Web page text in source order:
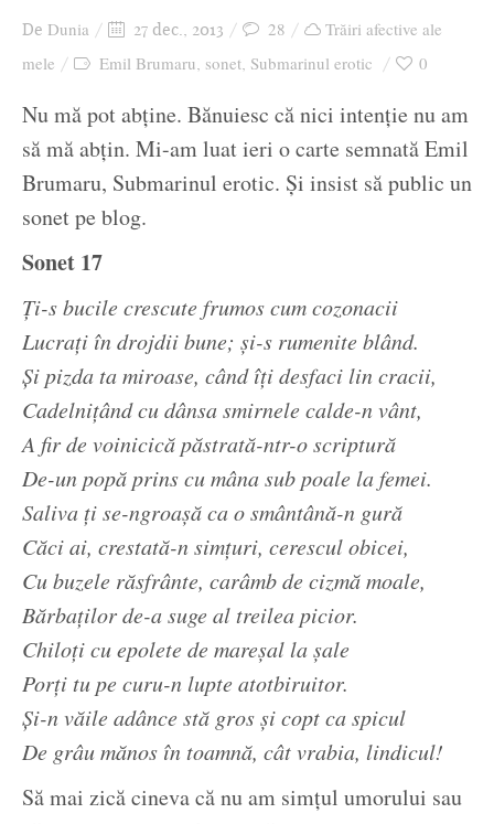
De Dunia 27 dec., 2013 28
Trăiri afective ale
mele
Emil Brumaru, sonet, Submarinul erotic 0
Nu mă pot abține. Bănuiesc că nici intenție nu am
să mă abțin. Mi-am luat ieri o carte semnată Emil
Brumaru, Submarinul erotic. Și insist să public un
sonet pe blog.
Sonet 17
Ți-s bucile crescute frumos cum cozonacii
Lucrați în drojdii bune; și-s rumenite blând.
Și pizda ta miroase, când îți desfaci lin cracii,
Cadelnițând cu dânsa smirnele calde-n vânt,
A fir de voinicică păstrată-ntr-o scriptură
De-un popă prins cu mâna sub poale la femei.
Saliva ți se-ngroașă ca o smântână-n gură
Căci ai, crestată-n simțuri, cerescul obicei,
Cu buzele răsfrânte, carâmb de cizmă moale,
Bărbaților de-a suge al treilea picior.
Chiloți cu epolete de mareșal la șale
Porți tu pe curu-n lupte atotbiruitor.
Și-n văile adânce stă gros și copt ca spicul
De grâu mănos în toamnă, cât vrabia, lindicul!
Să mai zică cineva că nu am simțul umorului sau